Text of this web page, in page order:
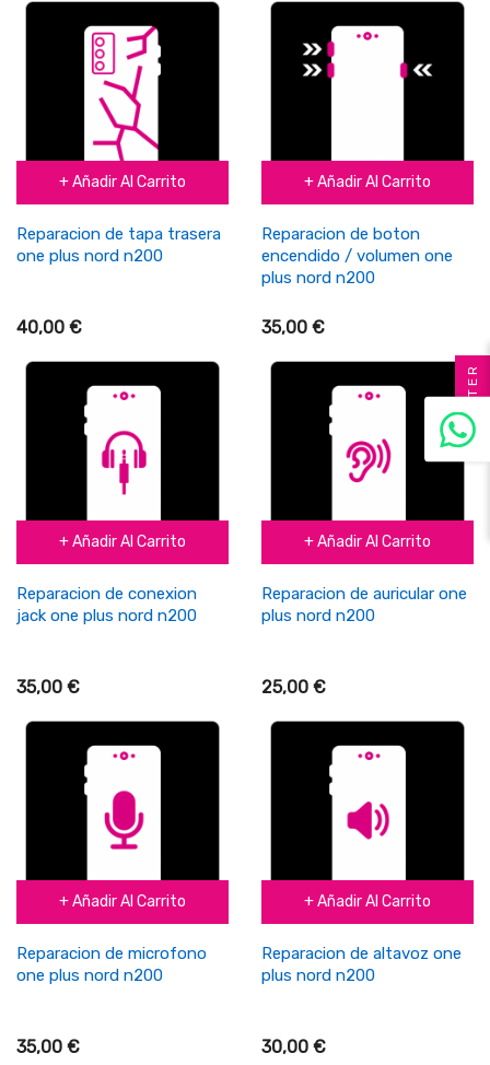
+ Añadir Al Carrito
Reparacion de tapa trasera
one plus nord n200
40,00 €
+ Añadir Al Carrito
Reparacion de boton
encendido / volumen one
plus nord n200
35,00 €
+ Añadir Al Carrito
Reparacion de conexion
jack one plus nord n200
35,00 €
+ Añadir Al Carrito
Reparacion de auricular one
plus nord n200
25,00 €
+ Añadir Al Carrito
Reparacion de microfono
one plus nord n200
35,00 €
+ Añadir Al Carrito
Reparacion de altavoz one
plus nord n200
30,00 €
FILTER